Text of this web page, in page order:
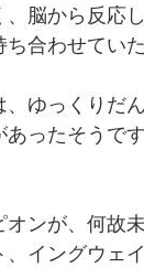
脳から反応
合わせてい
ゆっくりだ
ったそうで
ンが、何故
イングウェ